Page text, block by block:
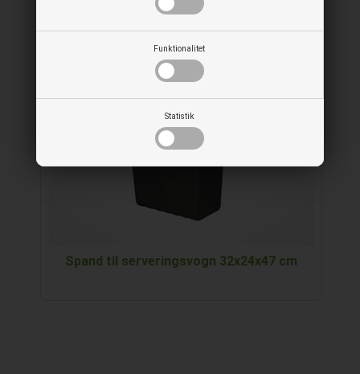
Funktionalitet
Statistik
RELATEREDE PRODUKTER
Spand til serveringsvogn 32x24x47 cm